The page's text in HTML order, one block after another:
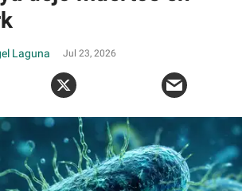
Laguna Jul 23, 2026